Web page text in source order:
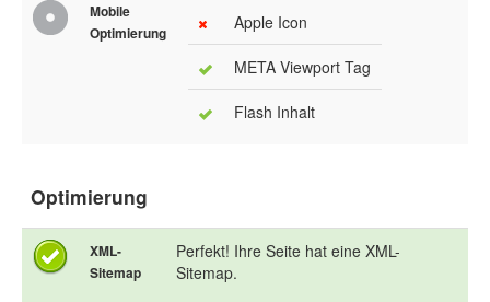
Mobile
Optimierung
Apple Icon
META Viewport Tag
Flash Inhalt
Optimierung
XML-
Sitemap
Perfekt! Ihre Seite hat eine XML-
Sitemap.